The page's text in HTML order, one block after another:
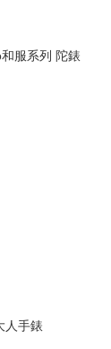
服系列 陀錶
人手錶